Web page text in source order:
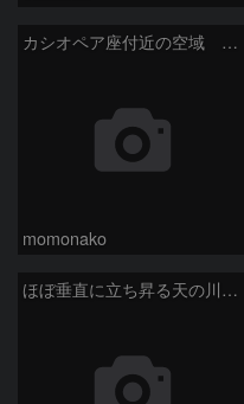
カシオペア座付近の空域 260720
momonako
ほぼ垂直に立ち昇る天の川銀河